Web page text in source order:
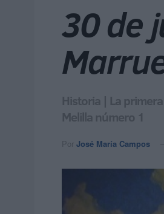
30 de
Historia | La
Melilla número 1
Por José María Campos